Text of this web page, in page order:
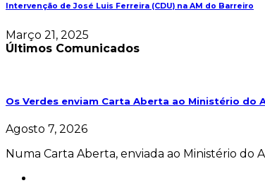
Intervenção de José Luis Ferreira (CDU) na AM do Barreiro
Março 21, 2025
Últimos Comunicados
Os Verdes enviam Carta Aberta ao Ministério do
Agosto 7, 2026
Numa Carta Aberta, enviada ao Ministério do